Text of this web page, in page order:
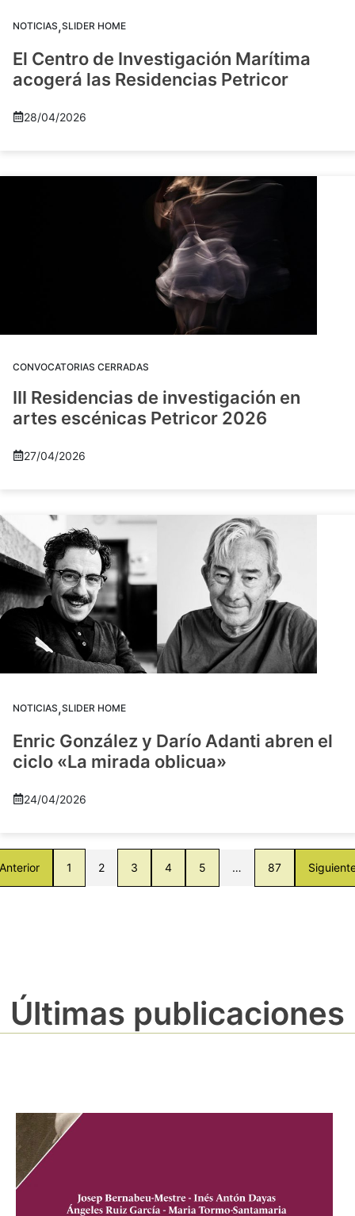
NOTICIAS,SLIDER HOME
El Centro de Investigación Marítima
acogerá las Residencias Petricor
28/04/2026
CONVOCATORIAS CERRADAS
III Residencias de investigación en
artes escénicas Petricor 2026
27/04/2026
NOTICIAS,SLIDER HOME
Enric González y Darío Adanti abren el
ciclo «La mirada oblicua»
24/04/2026
1 2 3 4 5 … 87
Últimas publicaciones